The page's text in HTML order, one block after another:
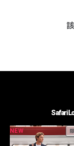
Safari
NEW